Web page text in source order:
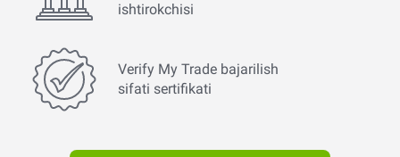
ishtirokchisi
Verify My Trade bajarilish
sifati sertifikati